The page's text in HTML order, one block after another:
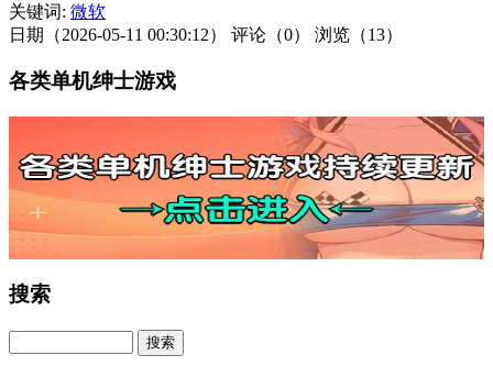
关键词: 微软
日期（2026-05-11 00:30:12）
评论（0） 浏览（13）
各类单机绅士游戏
搜索